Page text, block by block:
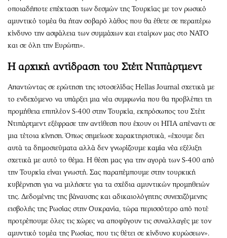
οποιαδήποτε επέκταση των δεσμών της Τουρκίας με τον ρωσικό
αμυντικό τομέα θα ήταν σοβαρό λάθος που θα έθετε σε περαιτέρω
κίνδυνο την ασφάλεια των συμμάχων και εταίρων μας στο ΝΑΤΟ
και σε όλη την Ευρώπη».
Η αρχική αντίδραση του Στέιτ Ντιπάρτμεντ
Απαντώντας σε ερώτηση της ιστοσελίδας Hellas Journal σχετικά με
το ενδεχόμενο να υπάρξει μια νέα συμφωνία που θα προβλέπει τη
προμήθεια επιπλέον S-400 στην Τουρκία, εκπρόσωπος του Στέιτ
Ντιπάρτμεντ εξέφρασε την αντίθεση που έχουν οι ΗΠΑ απέναντι σε
μια τέτοια κίνηση. Όπως σημείωσε χαρακτηριστικά, «έχουμε δει
αυτά τα δημοσιεύματα αλλά δεν γνωρίζουμε καμία νέα εξέλιξη
σχετικά με αυτό το θέμα. Η θέση μας για την αγορά των S-400 από
την Τουρκία είναι γνωστή. Σας παραπέμπουμε στην τουρκική
κυβέρνηση για να μιλήσετε για τα σχέδια αμυντικών προμηθειών
της. Δεδομένης της βάναυσης και αδικαιολόγητης συνεχιζόμενης
εισβολής της Ρωσίας στην Ουκρανία, τώρα περισσότερο από ποτέ
προτρέπουμε όλες τις χώρες να αποφύγουν τις συναλλαγές με τον
αμυντικό τομέα της Ρωσίας, που τις θέτει σε κίνδυνο κυρώσεων».